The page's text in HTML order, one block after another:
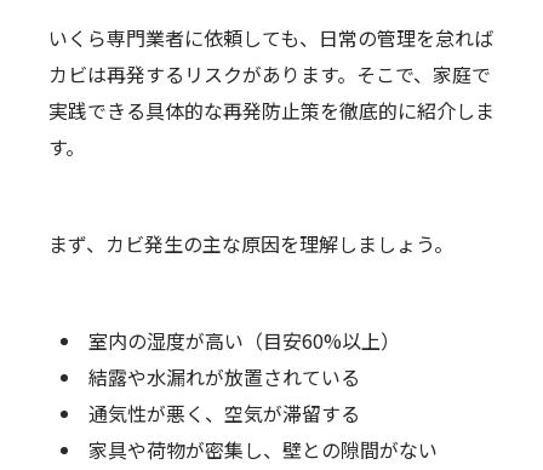
いくら専門業者に依頼しても、日常の管理を怠れば
カビは再発するリスクがあります。そこで、家庭で
実践できる具体的な再発防止策を徹底的に紹介しま
す。
まず、カビ発生の主な原因を理解しましょう。
室内の湿度が高い（目安60%以上）
結露や水漏れが放置されている
通気性が悪く、空気が滞留する
家具や荷物が密集し、壁との隙間がない